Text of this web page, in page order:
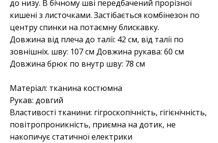
до низу. В бічному шві передбачений прорізної
кишені з листочками. Застібається комбінезон по
центру спинки на потаємну блискавку.
Довжина від плеча до талії: 42 см, від талії по
зовнішніх. шву: 107 см Довжина рукава: 60 см
Довжина брюк по внутр шву: 78 см
Матеріал: тканина костюмна
Рукав: довгий
Властивості тканини: гігроскопічність, гігієнічність,
повітропроникність, приємна на дотик, не
накопичує статичної електрики